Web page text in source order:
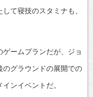
て寝技のスタミナも、
ームプランだが、ジョ
のグラウンドの展開での
ンイベントだ。